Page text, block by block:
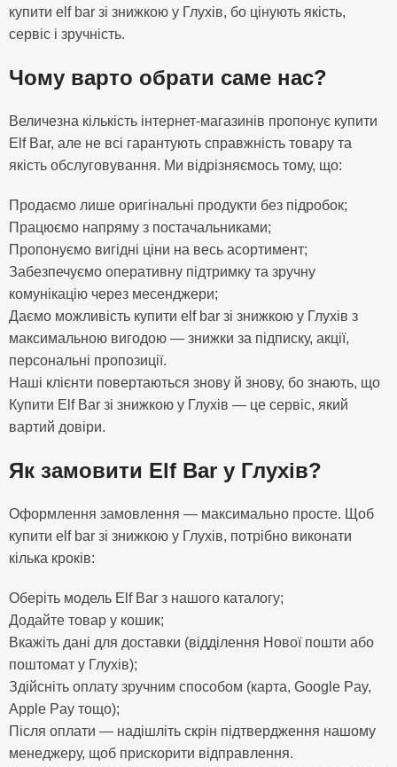
купити elf bar зі знижкою у Глухів, бо цінують якість,
сервіс і зручність.
Чому варто обрати саме нас?
Величезна кількість інтернет-магазинів пропонує купити
Elf Bar, але не всі гарантують справжність товару та
якість обслуговування. Ми відрізняємось тому, що:
Продаємо лише оригінальні продукти без підробок;
Працюємо напряму з постачальниками;
Пропонуємо вигідні ціни на весь асортимент;
Забезпечуємо оперативну підтримку та зручну
комунікацію через месенджери;
Даємо можливість купити elf bar зі знижкою у Глухів з
максимальною вигодою — знижки за підписку, акції,
персональні пропозиції.
Наші клієнти повертаються знову й знову, бо знають, що
Купити Elf Bar зі знижкою у Глухів — це сервіс, який
вартий довіри.
Як замовити Elf Bar у Глухів?
Оформлення замовлення — максимально просте. Щоб
купити elf bar зі знижкою у Глухів, потрібно виконати
кілька кроків:
Оберіть модель Elf Bar з нашого каталогу;
Додайте товар у кошик;
Вкажіть дані для доставки (відділення Нової пошти або
поштомат у Глухів);
Здійсніть оплату зручним способом (карта, Google Pay,
Apple Pay тощо);
Після оплати — надішліть скрін підтвердження нашому
менеджеру, щоб прискорити відправлення.